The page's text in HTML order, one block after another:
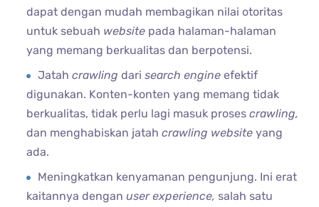
dapat dengan mudah membagikan nilai otoritas
untuk sebuah website pada halaman-halaman
yang memang berkualitas dan berpotensi.
Jatahcrawlingdarisearch engineefektif
digunakan. Konten-konten yang memang tidak
berkualitas, tidak perlu lagi masuk prosescrawling,
dan menghabiskan jatahcrawling websiteyang
ada.
Meningkatkan kenyamanan pengunjung. Ini erat
kaitannya denganuser experience,salah satu